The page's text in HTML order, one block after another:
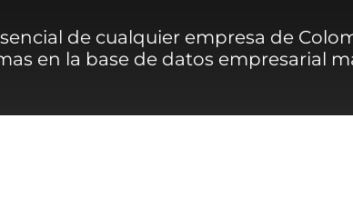
de cualquier empresa de
en la base de datos empresarial